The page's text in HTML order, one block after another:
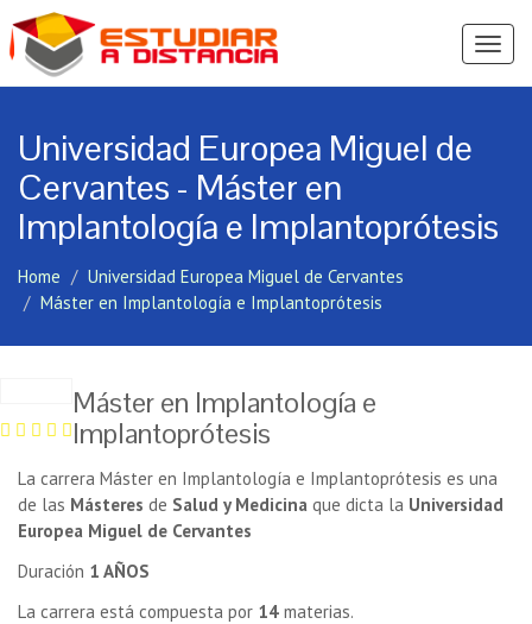
Ver
Universidad Europea Miguel de
Cervantes - Máster en
Implantología e Implantoprótesis
Home
Universidad Europea Miguel de Cervantes
Máster en Implantología e Implantoprótesis
Máster en Implantología e
Implantoprótesis
La carrera Máster en Implantología e Implantoprótesis es una
de las Másteres de Salud y Medicina que dicta la Universidad
Europea Miguel de Cervantes
Duración 1 AÑOS
La carrera está compuesta por 14 materias.